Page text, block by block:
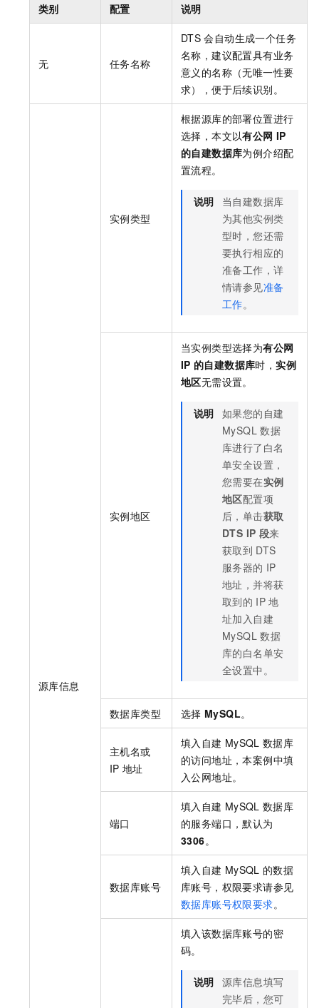
类别 配置 说明
无 任务名称
DTS 会自动生成一个任务
名称，建议配置具有业务
意义的名称（无唯一性要
求），便于后续识别。
源库信息
实例类型
根据源库的部署位置进行
选择，本文以有公网 IP
的自建数据库为例介绍配
置流程。
说明
当自建数据库
为其他实例类
型时，您还需
要执行相应的
准备工作，详
情请参见准备
工作。
实例地区
当实例类型选择为有公网
IP 的自建数据库时，实例
地区无需设置。
说明 如果您的自建
MySQL 数据
库进行了白名
单安全设置，
您需要在实例
地区配置项
后，单击获取
DTS IP 段来
获取到 DTS
服务器的 IP
地址，并将获
取到的 IP 地
址加入自建
MySQL 数据
库的白名单安
全设置中。
数据库类型 选择 MySQL。
主机名或
IP 地址
填入自建 MySQL 数据库
的访问地址，本案例中填
入公网地址。
端口
填入自建 MySQL 数据库
的服务端口，默认为
3306。
数据库账号
填入自建 MySQL 的数据
库账号，权限要求请参见
数据库账号权限要求。
填入该数据库账号的密
码。
说明 源库信息填写
完毕后，您可